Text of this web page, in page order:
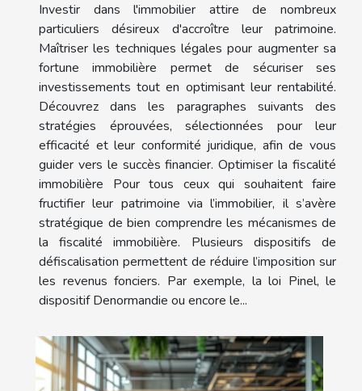
Investir dans l'immobilier attire de nombreux
particuliers désireux d'accroître leur patrimoine.
Maîtriser les techniques légales pour augmenter sa
fortune immobilière permet de sécuriser ses
investissements tout en optimisant leur rentabilité.
Découvrez dans les paragraphes suivants des
stratégies éprouvées, sélectionnées pour leur
efficacité et leur conformité juridique, afin de vous
guider vers le succès financier. Optimiser la fiscalité
immobilière Pour tous ceux qui souhaitent faire
fructifier leur patrimoine via l’immobilier, il s’avère
stratégique de bien comprendre les mécanismes de
la fiscalité immobilière. Plusieurs dispositifs de
défiscalisation permettent de réduire l’imposition sur
les revenus fonciers. Par exemple, la loi Pinel, le
dispositif Denormandie ou encore le...